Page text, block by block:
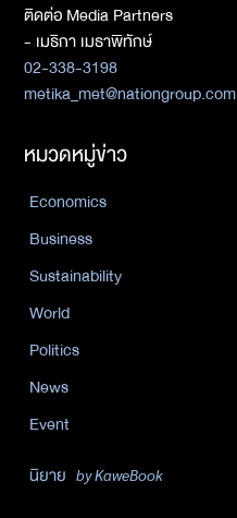
ติดต่อ Media Partners
- เมธิกา เมธาพิทักษ์
02-338-3198
metika_met@nationgroup.com
หมวดหมู่ข่าว
Economics
Business
Sustainability
World
Politics
News
Event
นิยาย by KaweBook